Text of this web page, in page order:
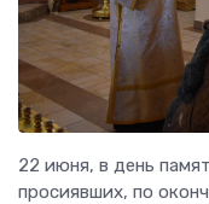
22 июня, в день
просиявших, по